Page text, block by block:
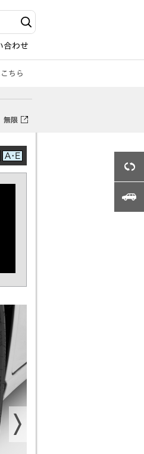
合わせ
ちら
無限
3Dビュー